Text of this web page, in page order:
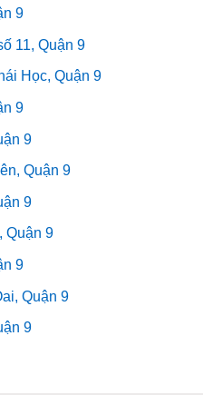
9
11, Quận 9
Học, Quận 9
9
9
Quận 9
9
Quận 9
9
Quận 9
9